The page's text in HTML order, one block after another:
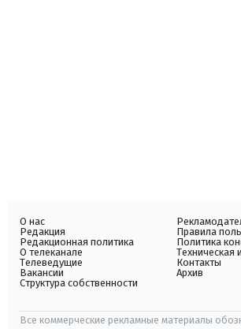
О нас
Редакция
Редакционная политика
О телеканале
Телеведущие
Вакансии
Структура собственности
Правила
Политика
Техническая
Контакты
Архив
Все коммерческие рекламные материалы